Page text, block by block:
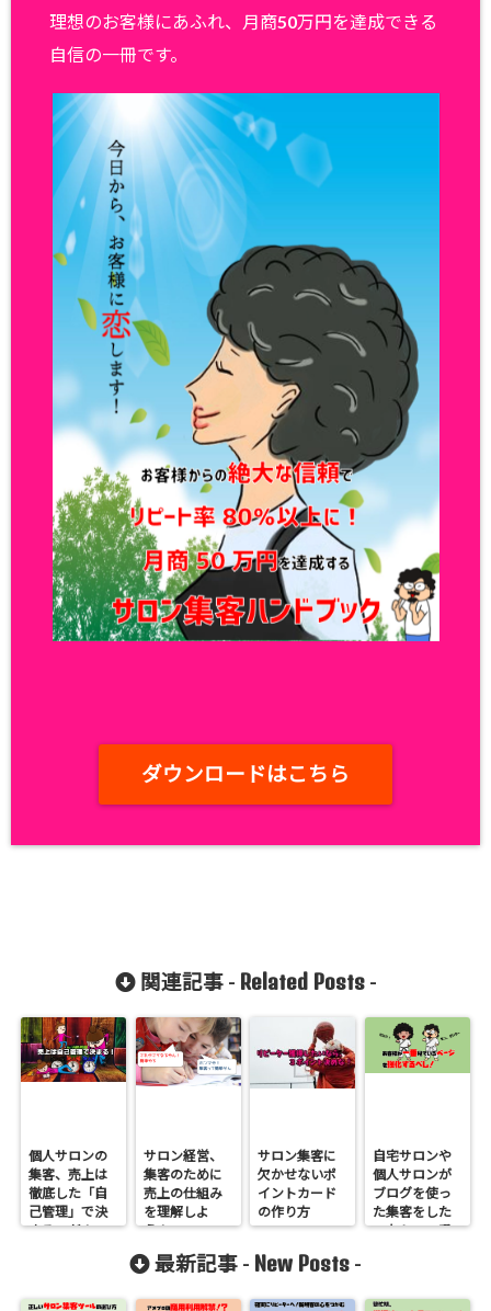
理想のお客様にあふれ、月商50万円を達成できる
自信の一冊です。
ダウンロードはこちら
関連記事 - Related Posts-
個人サロンの
集客、売上は
徹底した「自
己管理」で決
まるのだ！
サロン経営、
集客のために
売上の仕組み
を理解しよ
う！
サロン集客に
欠かせないポ
イントカード
の作り方
自宅サロンや
個人サロンが
ブログを使っ
た集客をした
いなら、一番
最新記事 - New Posts -